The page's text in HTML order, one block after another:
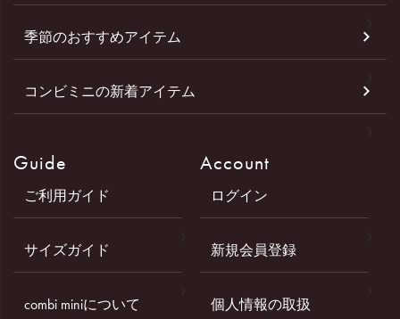
季節のおすすめアイテム
コンビミニの新着アイテム
Guide
ご利用ガイド
サイズガイド
combi miniについて
Account
ログイン
新規会員登録
個人情報の取扱